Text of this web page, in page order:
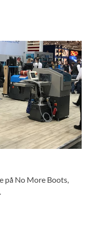
på No More Boots,